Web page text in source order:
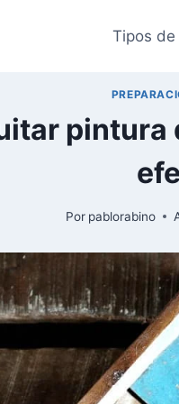
Tipos
pintura
Por pablorabino